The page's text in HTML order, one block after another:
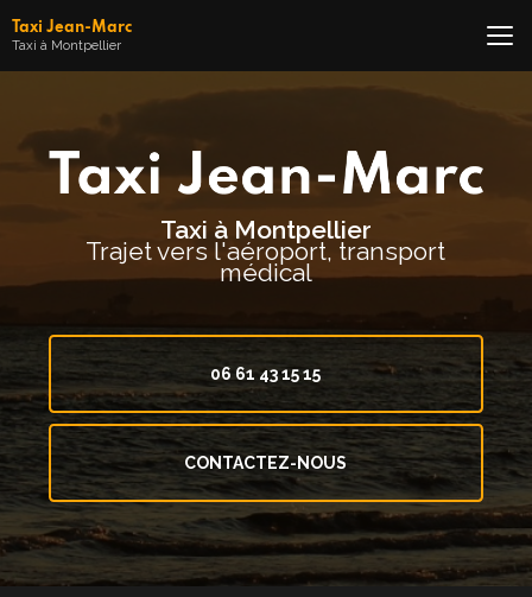
au
contenu
Taxi Jean-Marc
Taxi à Montpellier
Taxi à Montpellier
Trajet vers l'aéroport, transport
médical
06 61 43 15 15
CONTACTEZ-NOUS